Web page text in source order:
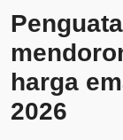
harga
2026